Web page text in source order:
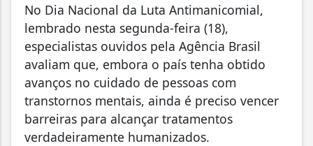
No Dia Nacional da Luta Antimanicomial,
lembrado nesta segunda-feira (18),
especialistas ouvidos pela Agência Brasil
avaliam que, embora o país tenha obtido
avanços no cuidado de pessoas com
transtornos mentais, ainda é preciso vencer
barreiras para alcançar tratamentos
verdadeiramente humanizados.